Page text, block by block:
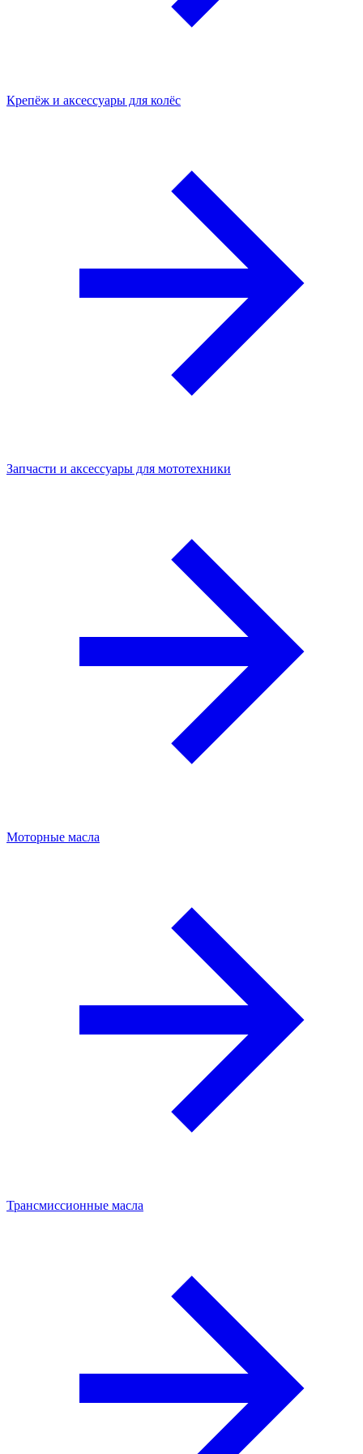
Крепёж и аксессуары для колёс
Запчасти и аксессуары для мототехники
Моторные масла
Трансмиссионные масла